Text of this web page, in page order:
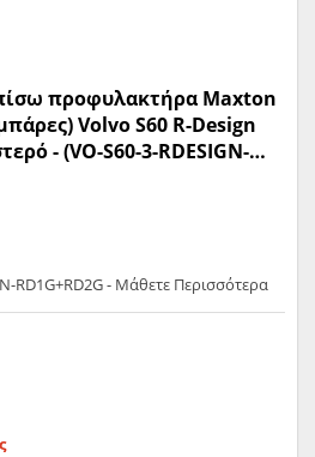
προφυλακτήρα Maxton
Volvo S60 R-Design
- (VO-S60-3-RDESIGN-
RD1G+RD2G - Μάθετε Περισσότερα